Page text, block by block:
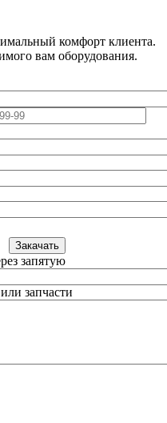
комфорт клиента.
вам оборудования.
Закачать
запятую
запчасти